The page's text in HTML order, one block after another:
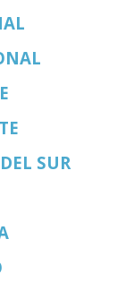
SUR